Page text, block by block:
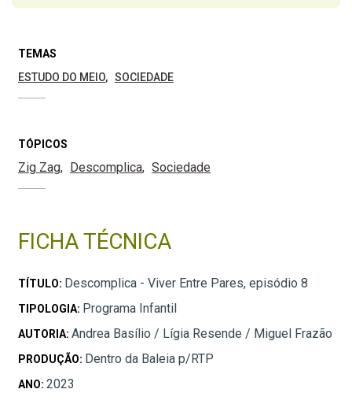
TEMAS
ESTUDO DO MEIO
SOCIEDADE
TÓPICOS
Zig Zag Descomplica Sociedade
FICHA TÉCNICA
TÍTULO: Descomplica - Viver Entre Pares, episódio 8
TIPOLOGIA: Programa Infantil
AUTORIA: Andrea Basílio / Lígia Resende / Miguel Frazão
PRODUÇÃO: Dentro da Baleia p/RTP
ANO: 2023